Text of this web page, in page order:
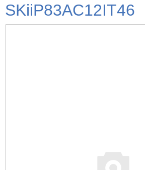
SKiiP83AC12IT46